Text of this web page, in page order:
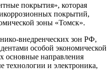
покрытия», которая
покрытий,
зоны «Томск».
внедренческих зон РФ,
особой экономической
основные направления
технологии и электроника,